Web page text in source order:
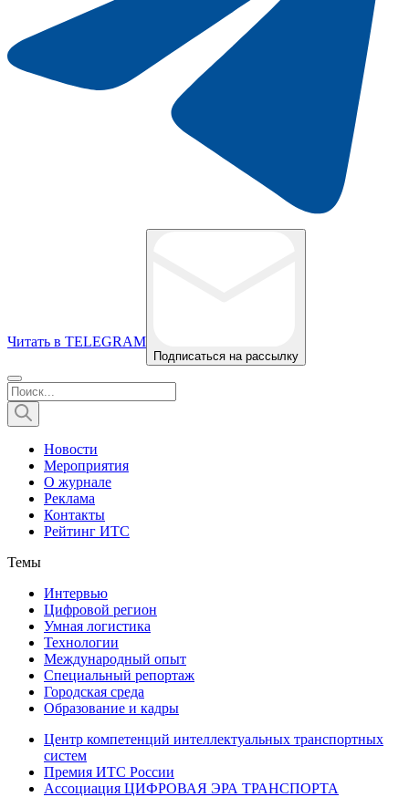
Читать в TELEGRAM
Подписаться на рассылку
Новости
Мероприятия
О журнале
Реклама
Контакты
Рейтинг ИТС
Темы
Интервью
Цифровой регион
Умная логистика
Технологии
Международный опыт
Специальный репортаж
Городская среда
Образование и кадры
Центр компетенций интеллектуальных транспортных
систем
Премия ИТС России
Ассоциация ЦИФРОВАЯ ЭРА ТРАНСПОРТА